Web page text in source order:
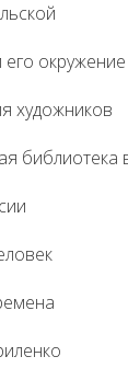
окружение
художников
библиотека